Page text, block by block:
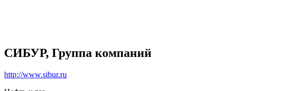
СИБУР, Группа компаний
http://www.sibur.ru